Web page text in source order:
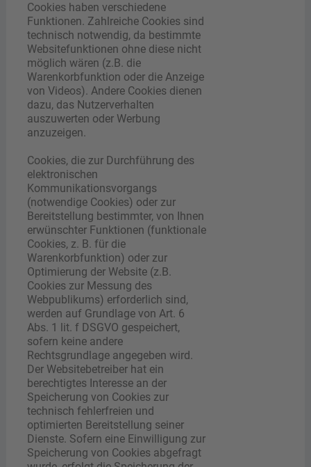
Cookies haben verschiedene
Funktionen. Zahlreiche Cookies sind
technisch notwendig, da bestimmte
Websitefunktionen ohne diese nicht
möglich wären (z.B. die
Warenkorbfunktion oder die Anzeige
von Videos). Andere Cookies dienen
dazu, das Nutzerverhalten
auszuwerten oder Werbung
anzuzeigen.
Cookies, die zur Durchführung des
elektronischen
Kommunikationsvorgangs
(notwendige Cookies) oder zur
Bereitstellung bestimmter, von Ihnen
erwünschter Funktionen (funktionale
Cookies, z. B. für die
Warenkorbfunktion) oder zur
Optimierung der Website (z.B.
Cookies zur Messung des
Webpublikums) erforderlich sind,
werden auf Grundlage von Art. 6
Abs. 1 lit. f DSGVO gespeichert,
sofern keine andere
Rechtsgrundlage angegeben wird.
Der Websitebetreiber hat ein
berechtigtes Interesse an der
Speicherung von Cookies zur
technisch fehlerfreien und
optimierten Bereitstellung seiner
Dienste. Sofern eine Einwilligung zur
Speicherung von Cookies abgefragt